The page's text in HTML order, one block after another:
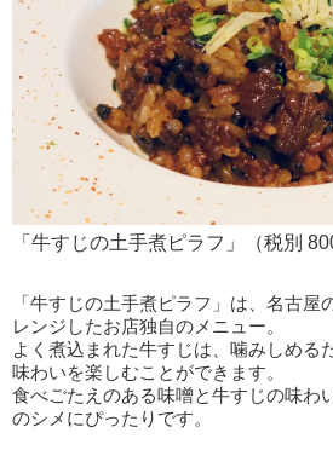
「牛すじの土手煮ピラフ」（税別
「牛すじの土手煮ピラフ」は、名古屋
レンジしたお店独自のメニュー。
よく煮込まれた牛すじは、噛みしめる
味わいを楽しむことができます。
食べごたえのある味噌と牛すじの味わ
のシメにぴったりです。